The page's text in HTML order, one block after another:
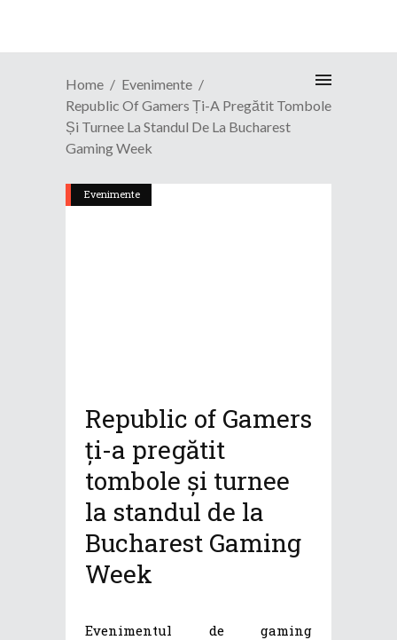
Home
Evenimente
Republic Of Gamers Ți-A Pregătit Tombole
Și Turnee La Standul De La Bucharest
Gaming Week
Evenimente
Republic of Gamers
ți-a pregătit
tombole și turnee
la standul de la
Bucharest Gaming
Week
Evenimentul de gaming